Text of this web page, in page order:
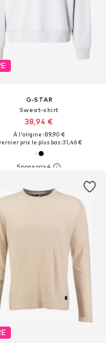
G-STAR
Sweat-shirt
38,94 €
À l'origine : 89,90 €
prix le plus bas :31,46 €